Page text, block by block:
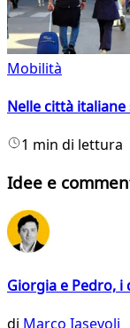
Mobilità
Nelle città
1 min di lettura
Idee e
Giorgia e Pedro,
di Marco Iasevoli